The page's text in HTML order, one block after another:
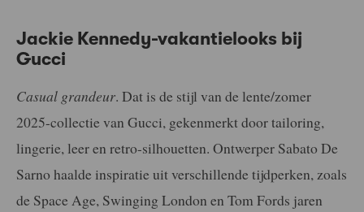
Jackie Kennedy-vakantielooks bij
Gucci
Casual grandeur. Dat is de stijl van de lente/zomer
2025-collectie van Gucci, gekenmerkt door tailoring,
lingerie, leer en retro-silhouetten. Ontwerper Sabato De
Sarno haalde inspiratie uit verschillende tijdperken, zoals
de Space Age, Swinging London en Tom Fords jaren